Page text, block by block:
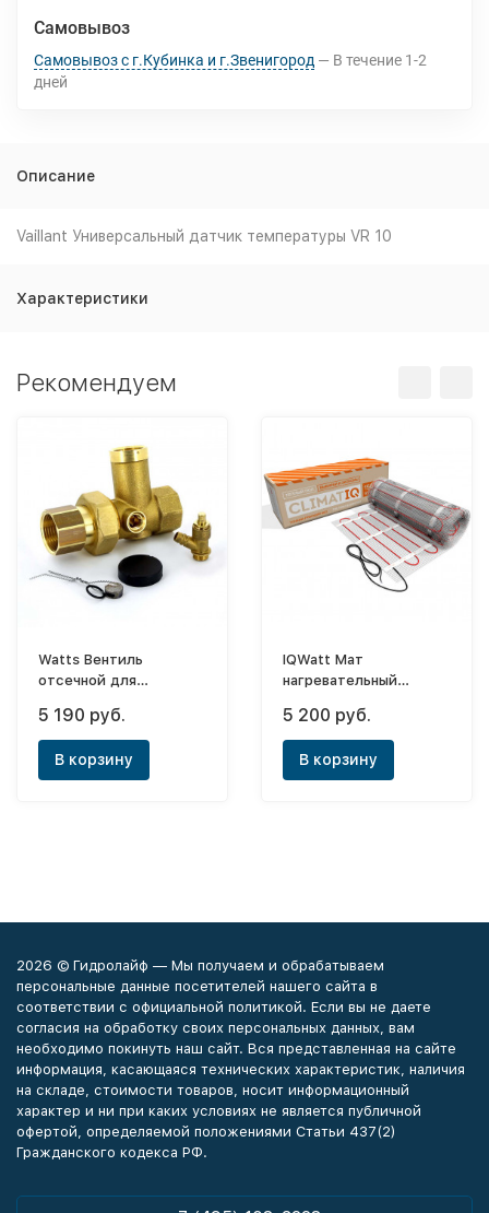
Самовывоз
Самовывоз с г.Кубинка и г.Звенигород В течение 1-2
дней
Описание
Vaillant Универсальный датчик температуры VR 10
Характеристики
Рекомендуем
Watts Вентиль
отсечной для
расширительных баков
KAV 1"
5 190 руб.
В корзину
IQWatt Мат
нагревательный
5 200 руб.
В корзину
2026 © Гидролайф — Мы получаем и обрабатываем
персональные данные посетителей нашего сайта в
соответствии с официальной политикой. Если вы не даете
согласия на обработку своих персональных данных, вам
необходимо покинуть наш сайт. Вся представленная на сайте
информация, касающаяся технических характеристик, наличия
на складе, стоимости товаров, носит информационный
характер и ни при каких условиях не является публичной
офертой, определяемой положениями Статьи 437(2)
Гражданского кодекса РФ.